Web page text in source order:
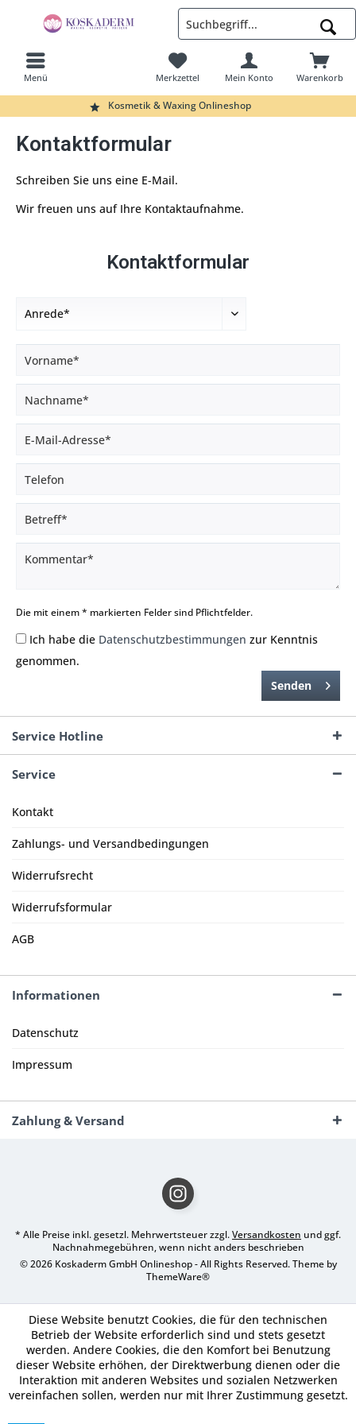
Kosmetik & Waxing Onlineshop
Menü Warenkorb
Merkzettel Mein Konto
Kontaktformular
Schreiben Sie uns eine E-Mail.
Wir freuen uns auf Ihre Kontaktaufnahme.
Kontaktformular
Die mit einem * markierten Felder sind Pflichtfelder.
Ich habe die Datenschutzbestimmungen zur Kenntnis
genommen.
Senden
Service Hotline
Service
Kontakt
Zahlungs- und Versandbedingungen
Widerrufsrecht
Widerrufsformular
AGB
Informationen
Datenschutz
Impressum
Zahlung & Versand
* Alle Preise inkl. gesetzl. Mehrwertsteuer zzgl.Versandkosten und ggf.
Nachnahmegebühren, wenn nicht anders beschrieben
© 2026 Koskaderm GmbH Onlineshop - All Rights Reserved. Theme by
ThemeWare®
Diese Website benutzt Cookies, die für den technischen
Betrieb der Website erforderlich sind und stets gesetzt
werden. Andere Cookies, die den Komfort bei Benutzung
dieser Website erhöhen, der Direktwerbung dienen oder die
Interaktion mit anderen Websites und sozialen Netzwerken
vereinfachen sollen, werden nur mit Ihrer Zustimmung gesetzt.